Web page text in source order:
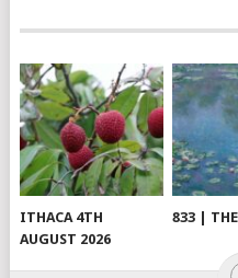
ITHACA 4TH
AUGUST 2026
833 |